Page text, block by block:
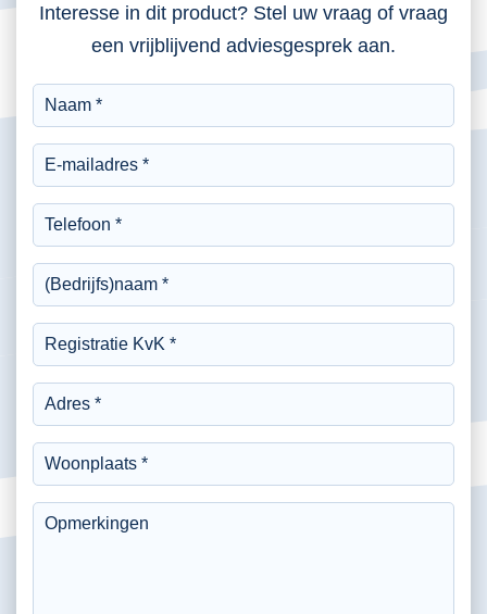
Interesse in dit product? Stel uw vraag of vraag
een vrijblijvend adviesgesprek aan.